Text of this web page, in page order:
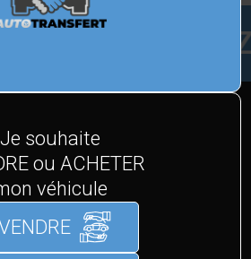
Je souhaite
ou ACHETER
véhicule
NOS MARQUES
MODÈLES
les meilleures marques
du marché, découvrez-les.